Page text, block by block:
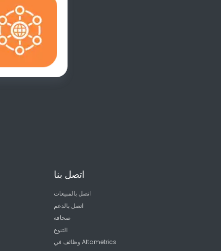
اتصل بنا
اتصل بالمبيعات
اتصل بالدعم
صحافة
التنوع
وظائف في Altametrics